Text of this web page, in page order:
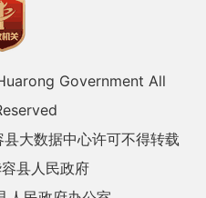
Government All
大数据中心许可不得转载
县人民政府